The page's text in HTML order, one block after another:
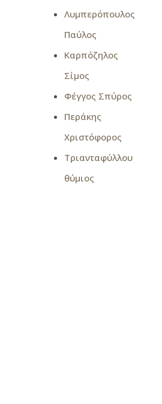
Λυμπερόπουλος
Παύλος
Καρπόζηλος
Σίμος
Φέγγος Σπύρος
Περάκης
Χριστόφορος
Τριανταφύλλου
θύμιος